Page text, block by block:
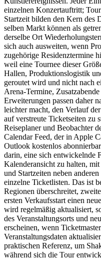
einzelnen Konzertauftritt;
Startzeit bilden den Kern des
selben Markt können als
derselbe Ort
sich auch ausweiten, wenn
zugehörige Residenztermine
weil eine Tournee dieser
Hallen, Produktionslogistik
geroutet wird und nicht nach
Arena-Termine,
Erweiterungen passen daher
leichter macht, den Verlauf
auf verstreute Ticketseiten zu
Reiseplaner und Beobachter
Calendar Feed, der in Apple
Outlook kostenlos
darin, eine sich entwickelnde
Kalenderansicht zu halten,
und Startzeiten neben
einzelne Ticketlisten. Das ist
Regionen überschreitet,
ersten Verkaufsstart einen
wird regelmäßig aktualisiert,
des Veranstaltungsorts und
erscheinen, wenn
Veranstaltungsdaten
praktischen Referenz, um
während sich die Tour